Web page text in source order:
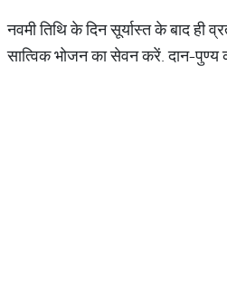
नवमी तिथि के दिन सूर्यास्त के बाद ही
सात्विक भोजन का सेवन करें. दान-पुण्य